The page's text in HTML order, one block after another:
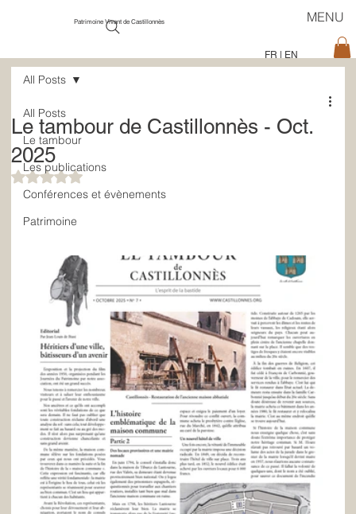
Patrimoine Vivant de Castillonnès
FR EN
MENU
All Posts
Le tambour
Les publications
Conférences et évènements
Patrimoine
All Posts
Le tambour de Castillonnès - Oct.
2025
Noté NaN étoiles sur 5.